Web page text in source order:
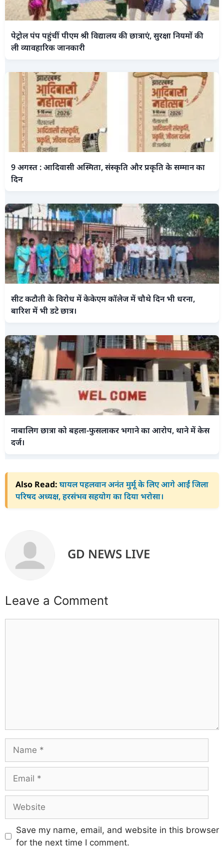
पेट्रोल पंप पहुंचीं पीएम श्री विद्यालय की छात्राएं, सुरक्षा नियमों की
ली व्यावहारिक जानकारी
9 अगस्त : आदिवासी अस्मिता, संस्कृति और प्रकृति के सम्मान का
दिन
सीट कटौती के विरोध में केकेएम कॉलेज में चौथे दिन भी धरना,
बारिश में भी डटे छात्र।
नाबालिग छात्रा को बहला-फुसलाकर भगाने का आरोप, थाने में केस
दर्ज।
Also Read: घायल पहलवान अनंत मुर्मू के लिए आगे आईं जिला
परिषद अध्यक्ष, हरसंभव सहयोग का दिया भरोसा।
GD NEWS LIVE
Leave a Comment
Save my name, email, and website in this browser
for the next time I comment.